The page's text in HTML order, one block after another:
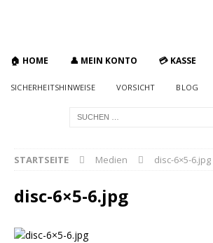
🏠 HOME 👤 MEIN KONTO 💳 KASSE
SICHERHEITSHINWEISE VORSICHT BLOG
STARTSEITE Medien disc-6×5-6.jpg
disc-6×5-6.jpg